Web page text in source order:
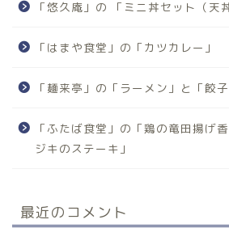
「悠久庵」の 「ミニ丼セット（天
「はまや食堂」の「カツカレー」
「麺来亭」の「ラーメン」と「餃子
「ふたば食堂」の「鶏の竜田揚げ
ジキのステーキ」
最近のコメント